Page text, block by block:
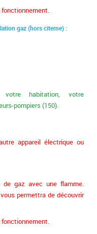
fonctionnement.
gaz (hors citerne) :
votre habitation, votre
pompiers (150).
appareil électrique ou
de gaz avec une flamme.
permettra de découvrir
fonctionnement.